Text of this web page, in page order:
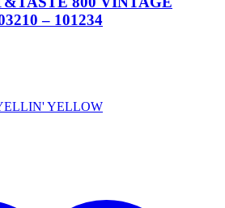
– 101234